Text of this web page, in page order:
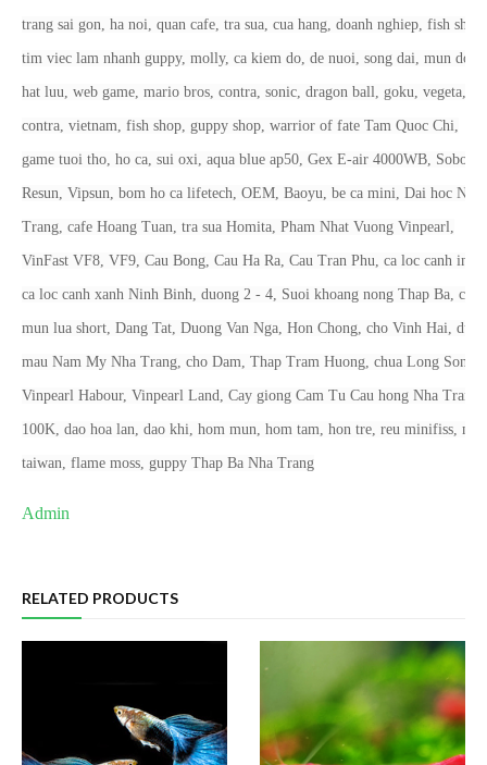
trang sai gon, ha noi, quan cafe, tra sua, cua hang, doanh nghiep, fish shop,
tim viec lam nhanh guppy, molly, ca kiem do, de nuoi, song dai, mun do
hat luu, web game, mario bros, contra, sonic, dragon ball, goku, vegeta,
contra, vietnam, fish shop, guppy shop, warrior of fate Tam Quoc Chi,
game tuoi tho, ho ca, sui oxi, aqua blue ap50, Gex E-air 4000WB, Sobo,
Resun, Vipsun, bom ho ca lifetech, OEM, Baoyu, be ca mini, Dai hoc Nha
Trang, cafe Hoang Tuan, tra sua Homita, Pham Nhat Vuong Vinpearl,
VinFast VF8, VF9, Cau Bong, Cau Ha Ra, Cau Tran Phu, ca loc canh indo,
ca loc canh xanh Ninh Binh, duong 2 - 4, Suoi khoang nong Thap Ba, ca
mun lua short, Dang Tat, Duong Van Nga, Hon Chong, cho Vinh Hai, dua
mau Nam My Nha Trang, cho Dam, Thap Tram Huong, chua Long Son,
Vinpearl Habour, Vinpearl Land, Cay giong Cam Tu Cau hong Nha Trang
100K, dao hoa lan, dao khi, hom mun, hom tam, hon tre, reu minifiss,
taiwan, flame moss, guppy Thap Ba Nha Trang
Admin
RELATED PRODUCTS